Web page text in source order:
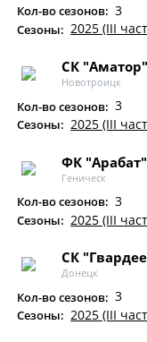
Кол-во сезонов: 3
Сезоны: 2025 (III
СК
Новотроицк
Кол-во сезонов: 3
Сезоны: 2025 (III
ФК "Арабат"
Геническ
Кол-во сезонов: 3
Сезоны: 2025 (III
СК
Донецк
Кол-во сезонов: 3
Сезоны: 2025 (III